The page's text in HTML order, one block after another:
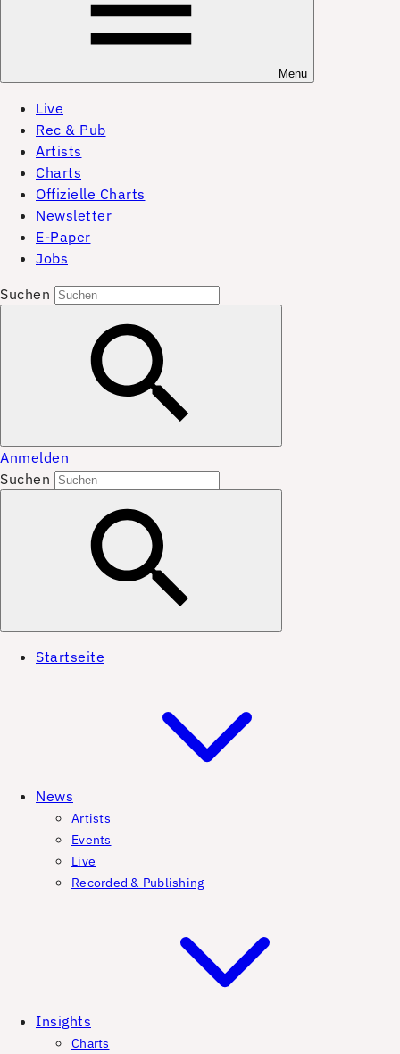
Menu
Live
Rec & Pub
Artists
Charts
Offizielle Charts
Newsletter
E-Paper
Jobs
Suchen
Anmelden
Suchen
Startseite
News
Artists
Events
Live
Recorded & Publishing
Insights
Charts